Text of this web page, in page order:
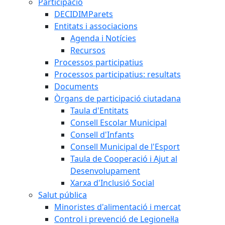
DECIDIMParets
Entitats i associacions
Agenda i Notícies
Recursos
Processos participatius
Processos participatius: resultats
Documents
Òrgans de participació ciutadana
Taula d'Entitats
Consell Escolar Municipal
Consell d'Infants
Consell Municipal de l'Esport
Taula de Cooperació i Ajut al
Desenvolupament
Xarxa d'Inclusió Social
Salut pública
Minoristes d'alimentació i mercat
Control i prevenció de Legionel·la